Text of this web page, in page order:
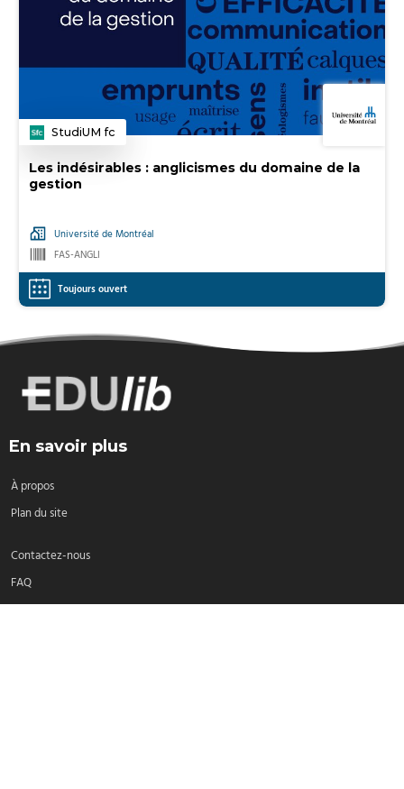
Les indésirables : anglicismes du domaine de la
gestion
Université de Montréal
FAS-ANGLI
Catégorie
StudiUM fc
Toujours ouvert
En savoir plus
À propos
Plan du site
Contactez-nous
FAQ